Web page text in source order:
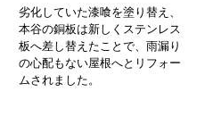
劣化していた漆喰を塗り替え、
本谷の銅板は新しくステンレス
板へ差し替えたことで、雨漏り
の心配もない屋根へとリフォー
ムされました。